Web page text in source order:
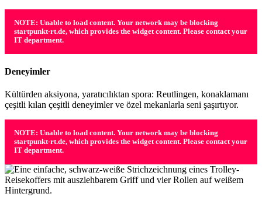
NOTE: Unable to load content. Your network may be blocking
startpunkt-rt.de, which provides the widget content. Please contact your
IT department.
Deneyimler
Kültürden aksiyona, yaratıcılıktan spora: Reutlingen, konaklamanı
çeşitli kılan çeşitli deneyimler ve özel mekanlarla seni şaşırtıyor.
NOTE: Unable to load content. Your network may be blocking
startpunkt-rt.de, which provides the widget content. Please contact your
IT department.